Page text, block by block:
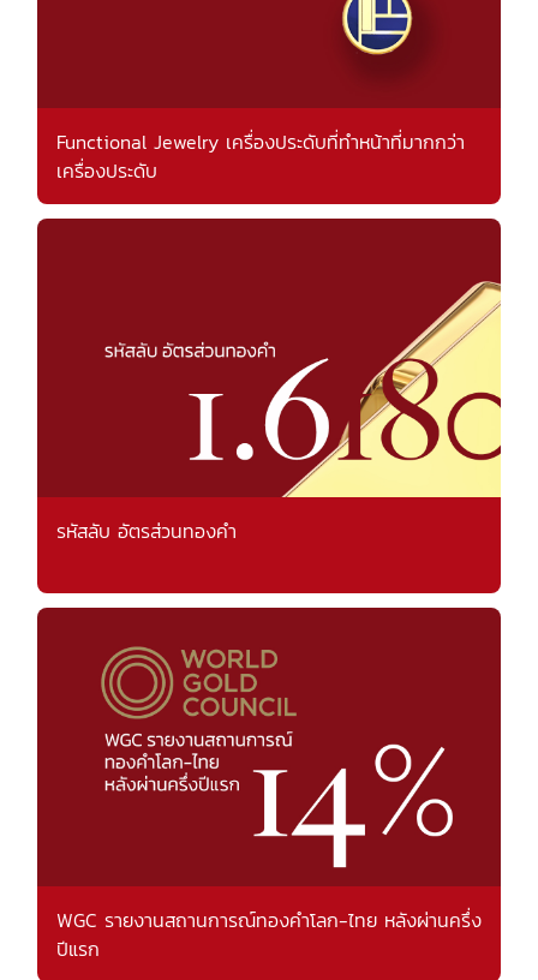
Functional Jewelry เครื่องประดับที่ทำหน้าที่มากกว่า
เครื่องประดับ
รหัสลับ อัตรส่วนทองคำ
WGC รายงานสถานการณ์ทองคำโลก-ไทย หลังผ่านครึ่ง
ปีแรก